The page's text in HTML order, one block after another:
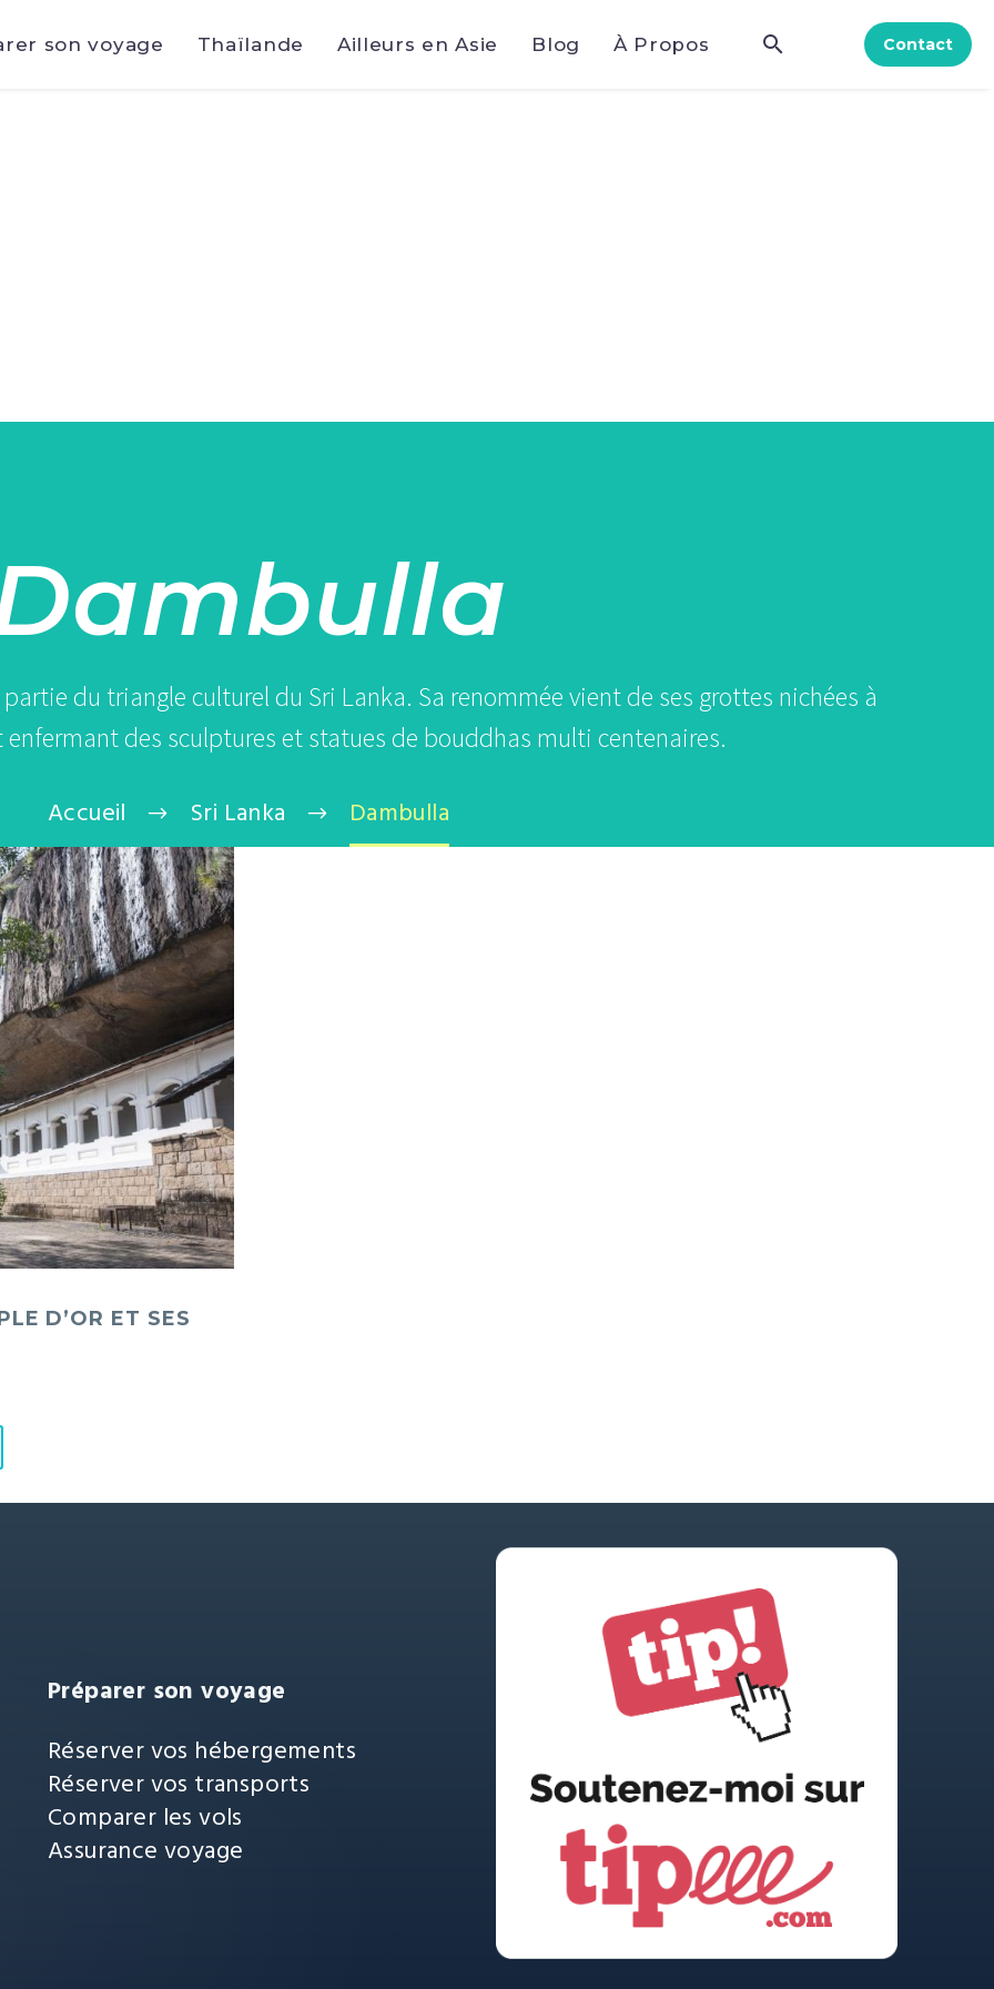
son voyage Thaïlande Ailleurs en Asie Blog À Propos Contact
du triangle culturel du Sri Lanka. Sa renommée vient de ses grottes nichées à
des sculptures et statues de bouddhas multi centenaires.
Accueil Sri Lanka
Dambulla
D’OR ET SES
Préparer son voyage
Réserver vos hébergements
Réserver vos transports
Comparer les vols
Assurance voyage